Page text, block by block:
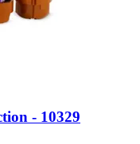
-​ 10329